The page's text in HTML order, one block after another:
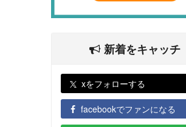
新着をキャッチ
xをフォローする
facebookでファンになる